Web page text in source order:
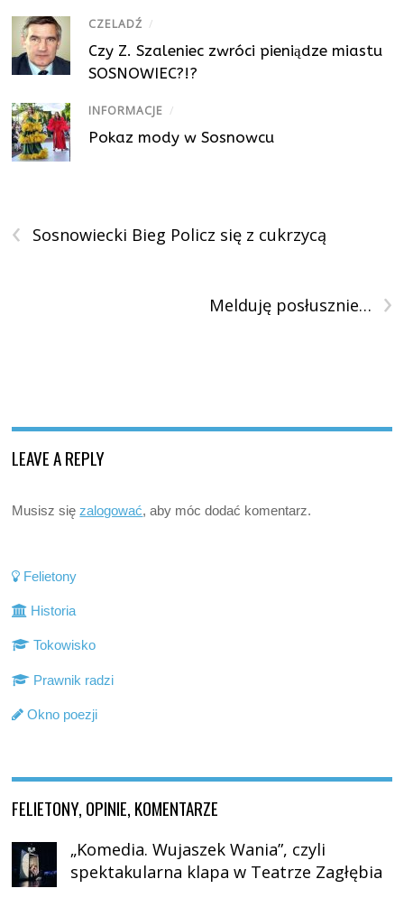
CZELADŹ /
Czy Z. Szaleniec zwróci pieniądze miastu
SOSNOWIEC?!?
INFORMACJE /
Pokaz mody w Sosnowcu
‹ Sosnowiecki Bieg Policz się z cukrzycą
›
Melduję posłusznie…
LEAVE A REPLY
Musisz sięzalogować, aby móc dodać komentarz.
Felietony
Historia
Tokowisko
Prawnik radzi
Okno poezji
FELIETONY, OPINIE, KOMENTARZE
„Komedia. Wujaszek Wania”, czyli
spektakularna klapa w Teatrze Zagłębia